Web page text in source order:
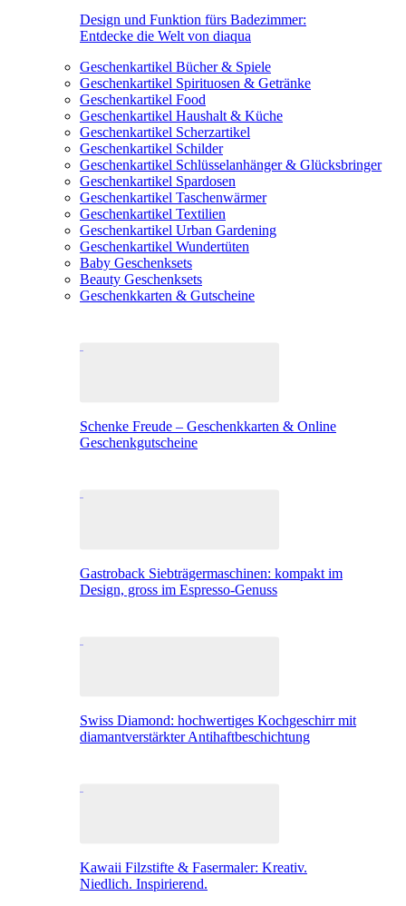
Design und Funktion fürs Badezimmer:
Entdecke die Welt von diaqua
Geschenkartikel Bücher & Spiele
Geschenkartikel Spirituosen & Getränke
Geschenkartikel Food
Geschenkartikel Haushalt & Küche
Geschenkartikel Scherzartikel
Geschenkartikel Schilder
Geschenkartikel Schlüsselanhänger & Glücksbringer
Geschenkartikel Spardosen
Geschenkartikel Taschenwärmer
Geschenkartikel Textilien
Geschenkartikel Urban Gardening
Geschenkartikel Wundertüten
Baby Geschenksets
Beauty Geschenksets
Geschenkkarten & Gutscheine
Schenke Freude – Geschenkkarten & Online
Geschenkgutscheine
Gastroback Siebträgermaschinen: kompakt im
Design, gross im Espresso-Genuss
Swiss Diamond: hochwertiges Kochgeschirr mit
diamantverstärkter Antihaftbeschichtung
Kawaii Filzstifte & Fasermaler: Kreativ.
Niedlich. Inspirierend.